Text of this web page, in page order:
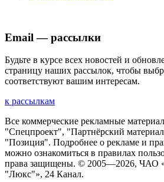
Email — рассылки
Будьте в курсе всех новостей и
страницу наших рассылок, чтобы
соответствуют вашим интересам.
к рассылкам
Все коммерческие рекламные
"Спецпроект", "Партнёрский
"Позиция". Подробнее о рекламе и
можно ознакомиться в правилах
права защищены. © 2005—2026, ЧАО
"Люкс"», 24 Канал.